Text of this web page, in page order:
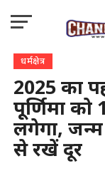
धर्मक्षेत्र
2025 का
पूर्णिमा को
लगेगा,
से रखें दूर